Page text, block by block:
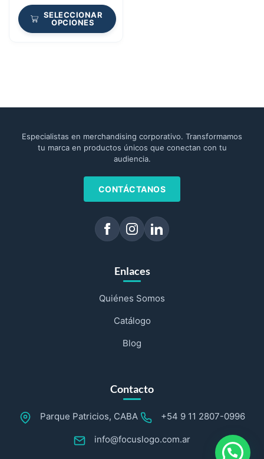
SELECCIONAR
OPCIONES
Especialistas en merchandising corporativo. Transformamos
tu marca en productos únicos que conectan con tu
audiencia.
CONTÁCTANOS
Enlaces
Quiénes Somos
Catálogo
Blog
Contacto
Parque Patricios, CABA +54 9 11 2807-0996
info@focuslogo.com.ar